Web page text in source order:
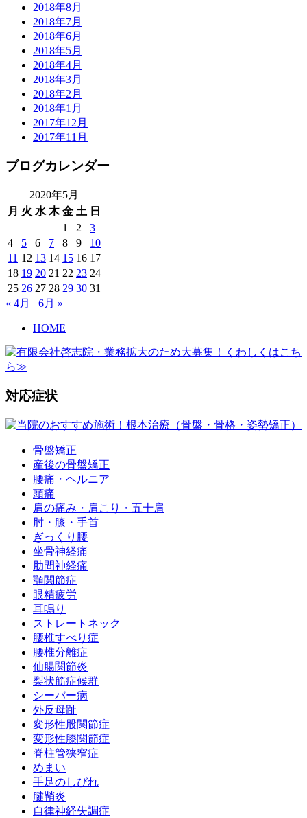
2018年8月
2018年7月
2018年6月
2018年5月
2018年4月
2018年3月
2018年2月
2018年1月
2017年12月
2017年11月
ブログカレンダー
2020年5月
月 火 水 木 金 土 日
1
2
3
4
5 6 7 8 9
10
11 12 13 14 15 16 17
18 19 20 21 22 23 24
25 26 27 28 29 30 31
« 4月
6月 »
HOME
対応症状
骨盤矯正
産後の骨盤矯正
腰痛・ヘルニア
頭痛
肩の痛み・肩こり・五十肩
肘・膝・手首
ぎっくり腰
坐骨神経痛
肋間神経痛
顎関節症
眼精疲労
耳鳴り
ストレートネック
腰椎すべり症
腰椎分離症
仙腸関節炎
梨状筋症候群
シーバー病
外反母趾
変形性股関節症
変形性膝関節症
脊柱管狭窄症
めまい
手足のしびれ
腱鞘炎
自律神経失調症